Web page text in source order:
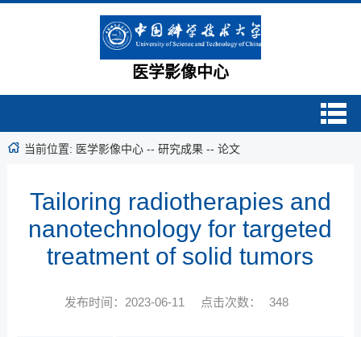
医学影像中心
当前位置: 医学影像中心 -- 研究成果 -- 论文
Tailoring radiotherapies and
nanotechnology for targeted
treatment of solid tumors
发布时间：2023-06-11 点击次数： 348